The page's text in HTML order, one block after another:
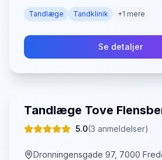
Tandlæge Tandklinik +1 mere
Se detaljer
Tandlæge Tove
5.0(3 anmeldelser)
Dronningensgade 97, 7000